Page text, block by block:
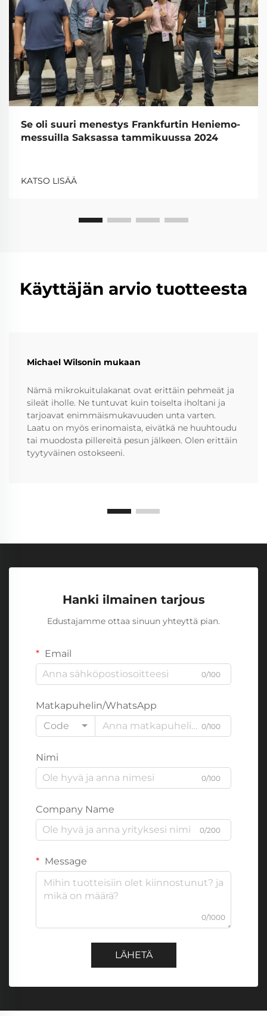
Se oli suuri menestys Frankfurtin Heniemo-
messuilla Saksassa tammikuussa 2024
KATSO LISÄÄ
Käyttäjän arvio tuotteesta
Michael Wilsonin mukaan
Nämä mikrokuitulakanat ovat erittäin pehmeät ja
sileät iholle. Ne tuntuvat kuin toiselta iholtani ja
tarjoavat enimmäismukavuuden unta varten.
Laatu on myös erinomaista, eivätkä ne huuhtoudu
tai muodosta pillereitä pesun jälkeen. Olen erittäin
tyytyväinen ostokseeni.
Hanki ilmainen tarjous
Edustajamme ottaa sinuun yhteyttä pian.
Email
0/100
Matkapuhelin/WhatsApp
Code
0/100
Nimi
0/100
Company Name
0/200
Message
0/1000
LÄHETÄ